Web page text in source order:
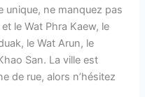
unique, ne manquez pas
le Wat Phra Kaew, le
le Wat Arun, le
San. La ville est
de rue, alors n’hésitez